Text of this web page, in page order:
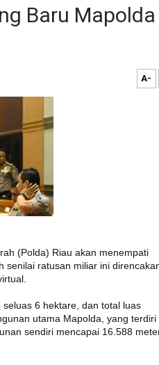
Baru Mapolda
A-
(Polda) Riau akan menempati
senilai ratusan miliar ini
6 hektare, dan total luas
utama Mapolda, yang terdiri
sendiri mencapai 16.588
INFO